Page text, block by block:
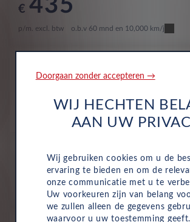
€ 435
p/m. excl. btw o.b.v 60 mnd en 10,000 km/j
Opel Corsa-e
Volledig Elektrisch Automaat
2026
Voltaic Blue Metaallak
446
p/m. excl. btw o.b.v 60 mnd en 10,000 km/j
Doorgaan zonder accepteren →
WIJ HECHTEN
AAN UW
Wij gebruiken cookies om u de
ervaring te bieden en om de
onze communicatie met u te
Uw voorkeuren zijn van belang
we zullen alleen de gegevens
waarvoor u uw toestemming geeft.